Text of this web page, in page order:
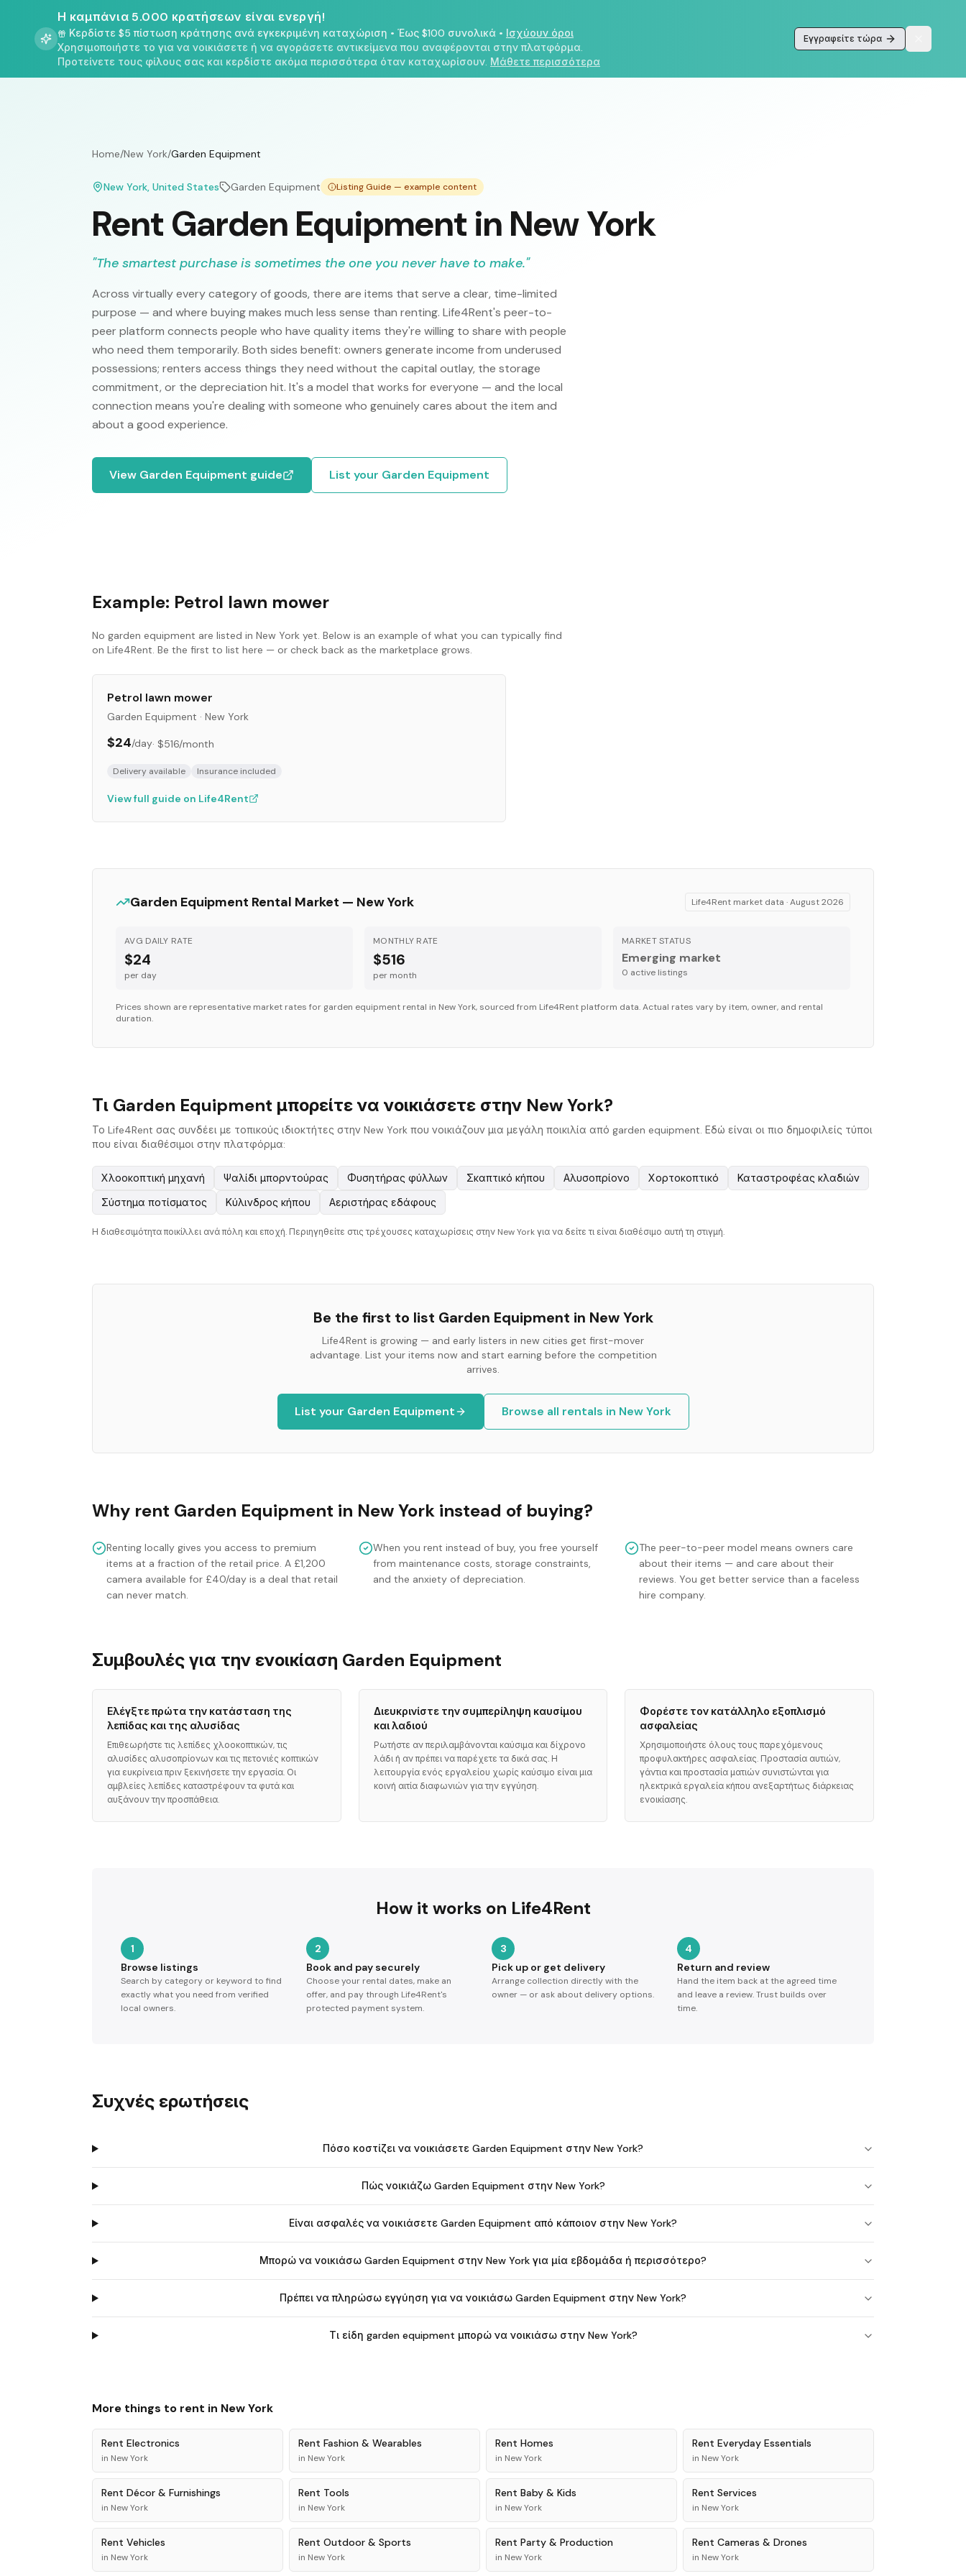
Η καμπάνια 5.000 κρατήσεων είναι ενεργή!
Κερδίστε $5 πίστωση κράτησης ανά εγκεκριμένη καταχώριση • Έως $100 συνολικά • Ισχύουν όροι
Χρησιμοποιήστε το για να νοικιάσετε ή να αγοράσετε αντικείμενα που αναφέρονται στην πλατφόρμα.
Προτείνετε τους φίλους σας και κερδίστε ακόμα περισσότερα όταν καταχωρίσουν. Μάθετε περισσότερα
Εγγραφείτε τώρα
Home/New York/Garden Equipment
New York, United States Garden Equipment Listing Guide — example content
Rent Garden Equipment in New York
"The smartest purchase is sometimes the one you never have to make."
Across virtually every category of goods, there are items that serve a clear, time-limited
purpose — and where buying makes much less sense than renting. Life4Rent's peer-to-
peer platform connects people who have quality items they're willing to share with people
who need them temporarily. Both sides benefit: owners generate income from underused
possessions; renters access things they need without the capital outlay, the storage
commitment, or the depreciation hit. It's a model that works for everyone — and the local
connection means you're dealing with someone who genuinely cares about the item and
about a good experience.
View Garden Equipment guide List your Garden Equipment
Example: Petrol lawn mower
No garden equipment are listed in New York yet. Below is an example of what you can typically find
on Life4Rent. Be the first to list here — or check back as the marketplace grows.
Petrol lawn mower
Garden Equipment · New York
$24/day· $516/month
Delivery available Insurance included
View full guide on Life4Rent
Garden Equipment Rental Market — New York Life4Rent market data ·August 2026
AVG DAILY RATE
$24
per day
MONTHLY RATE
$516
per month
MARKET STATUS
Emerging market
0 active listings
Prices shown are representative market rates for garden equipment rental in New York, sourced from Life4Rent platform data. Actual rates vary by item, owner, and rental
duration.
Τι Garden Equipment μπορείτε να νοικιάσετε στην New York?
Το Life4Rent σας συνδέει με τοπικούς ιδιοκτήτες στην New York που νοικιάζουν μια μεγάλη ποικιλία από garden equipment. Εδώ είναι οι πιο δημοφιλείς τύποι
που είναι διαθέσιμοι στην πλατφόρμα:
Χλοοκοπτική μηχανή Ψαλίδι μπορντούρας Φυσητήρας φύλλων Σκαπτικό κήπου Αλυσοπρίονο Χορτοκοπτικό
Καταστροφέας κλαδιών
Σύστημα ποτίσματος
Κύλινδρος κήπου Αεριστήρας εδάφους
Η διαθεσιμότητα ποικίλλει ανά πόλη και εποχή. Περιηγηθείτε στις τρέχουσες καταχωρίσεις στην New York για να δείτε τι είναι διαθέσιμο αυτή τη στιγμή.
Be the first to list Garden Equipment in New York
Life4Rent is growing — and early listers in new cities get first-mover
advantage. List your items now and start earning before the competition
arrives.
List your Garden Equipment Browse all rentals in New York
Why rent Garden Equipment in New York instead of buying?
Renting locally gives you access to premium
items at a fraction of the retail price. A £1,200
camera available for £40/day is a deal that retail
can never match.
When you rent instead of buy, you free yourself
from maintenance costs, storage constraints,
and the anxiety of depreciation.
The peer-to-peer model means owners care
about their items — and care about their
reviews. You get better service than a faceless
hire company.
Συμβουλές για την ενοικίαση Garden Equipment
Ελέγξτε πρώτα την κατάσταση της
λεπίδας και της αλυσίδας
Επιθεωρήστε τις λεπίδες χλοοκοπτικών, τις
αλυσίδες αλυσοπρίονων και τις πετονιές κοπτικών
για ευκρίνεια πριν ξεκινήσετε την εργασία. Οι
αμβλείες λεπίδες καταστρέφουν τα φυτά και
αυξάνουν την προσπάθεια.
Διευκρινίστε την συμπερίληψη καυσίμου
και λαδιού
Ρωτήστε αν περιλαμβάνονται καύσιμα και δίχρονο
λάδι ή αν πρέπει να παρέχετε τα δικά σας. Η
λειτουργία ενός εργαλείου χωρίς καύσιμο είναι μια
κοινή αιτία διαφωνιών για την εγγύηση.
Φορέστε τον κατάλληλο εξοπλισμό
ασφαλείας
Χρησιμοποιήστε όλους τους παρεχόμενους
προφυλακτήρες ασφαλείας. Προστασία αυτιών,
γάντια και προστασία ματιών συνιστώνται για
ηλεκτρικά εργαλεία κήπου ανεξαρτήτως διάρκειας
ενοικίασης.
How it works on Life4Rent
1
Browse listings
Search by category or keyword to find
exactly what you need from verified
local owners.
2
Book and pay securely
Choose your rental dates, make an
offer, and pay through Life4Rent's
protected payment system.
3
Pick up or get delivery
Arrange collection directly with the
owner — or ask about delivery options.
4
Return and review
Hand the item back at the agreed time
and leave a review. Trust builds over
time.
Συχνές ερωτήσεις
Πόσο κοστίζει να νοικιάσετε Garden Equipment στην New York?
Πώς νοικιάζω Garden Equipment στην New York?
Είναι ασφαλές να νοικιάσετε Garden Equipment από κάποιον στην New York?
Μπορώ να νοικιάσω Garden Equipment στην New York για μία εβδομάδα ή περισσότερο?
Πρέπει να πληρώσω εγγύηση για να νοικιάσω Garden Equipment στην New York?
Τι είδη garden equipment μπορώ να νοικιάσω στην New York?
More things to rent in New York
Rent Electronics
in New York
Rent Fashion & Wearables
in New York
Rent Homes
in New York
Rent Everyday Essentials
in New York
Rent Décor & Furnishings
in New York
Rent Tools
in New York
Rent Baby & Kids
in New York
Rent Services
in New York
Rent Vehicles
in New York
Rent Outdoor & Sports
in New York
Rent Party & Production
in New York
Rent Cameras & Drones
in New York